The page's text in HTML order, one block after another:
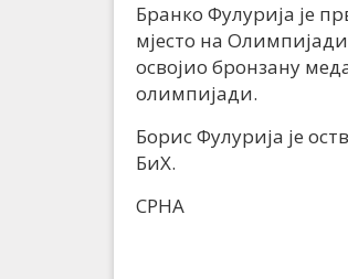
Бранко Фулурија је
мјесто на Олимпијади
освојио бронзану
олимпијади.
Борис Фулурија је
БиХ.
СРНА